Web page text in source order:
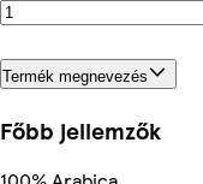
Termék megnevezés
Főbb jellemzők